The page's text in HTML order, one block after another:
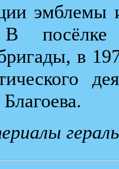
эмблемы
посёлке
в